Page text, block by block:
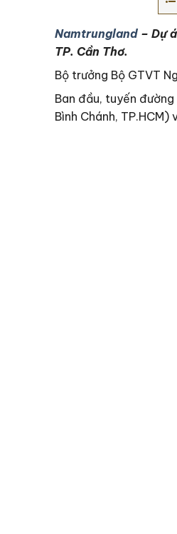
Namtrungland – Dự
TP. Cần Thơ.
Bộ trưởng Bộ GTVT
Ban đầu, tuyến
Bình Chánh,